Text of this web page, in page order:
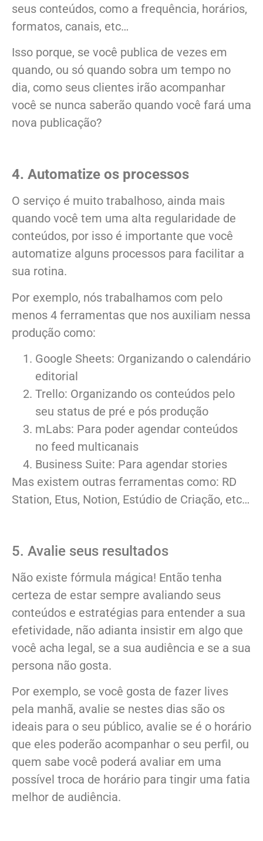
seus conteúdos, como a frequência, horários,
formatos, canais, etc…
Isso porque, se você publica de vezes em
quando, ou só quando sobra um tempo no
dia, como seus clientes irão acompanhar
você se nunca saberão quando você fará uma
nova publicação?
4. Automatize os processos
O serviço é muito trabalhoso, ainda mais
quando você tem uma alta regularidade de
conteúdos, por isso é importante que você
automatize alguns processos para facilitar a
sua rotina.
Por exemplo, nós trabalhamos com pelo
menos 4 ferramentas que nos auxiliam nessa
produção como:
Google Sheets: Organizando o calendário
editorial
Trello: Organizando os conteúdos pelo
seu status de pré e pós produção
mLabs: Para poder agendar conteúdos
no feed multicanais
Business Suite: Para agendar stories
Mas existem outras ferramentas como: RD
Station, Etus, Notion, Estúdio de Criação, etc…
5. Avalie seus resultados
Não existe fórmula mágica! Então tenha
certeza de estar sempre avaliando seus
conteúdos e estratégias para entender a sua
efetividade, não adianta insistir em algo que
você acha legal, se a sua audiência e se a sua
persona não gosta.
Por exemplo, se você gosta de fazer lives
pela manhã, avalie se nestes dias são os
ideais para o seu público, avalie se é o horário
que eles poderão acompanhar o seu perfil, ou
quem sabe você poderá avaliar em uma
possível troca de horário para tingir uma fatia
melhor de audiência.